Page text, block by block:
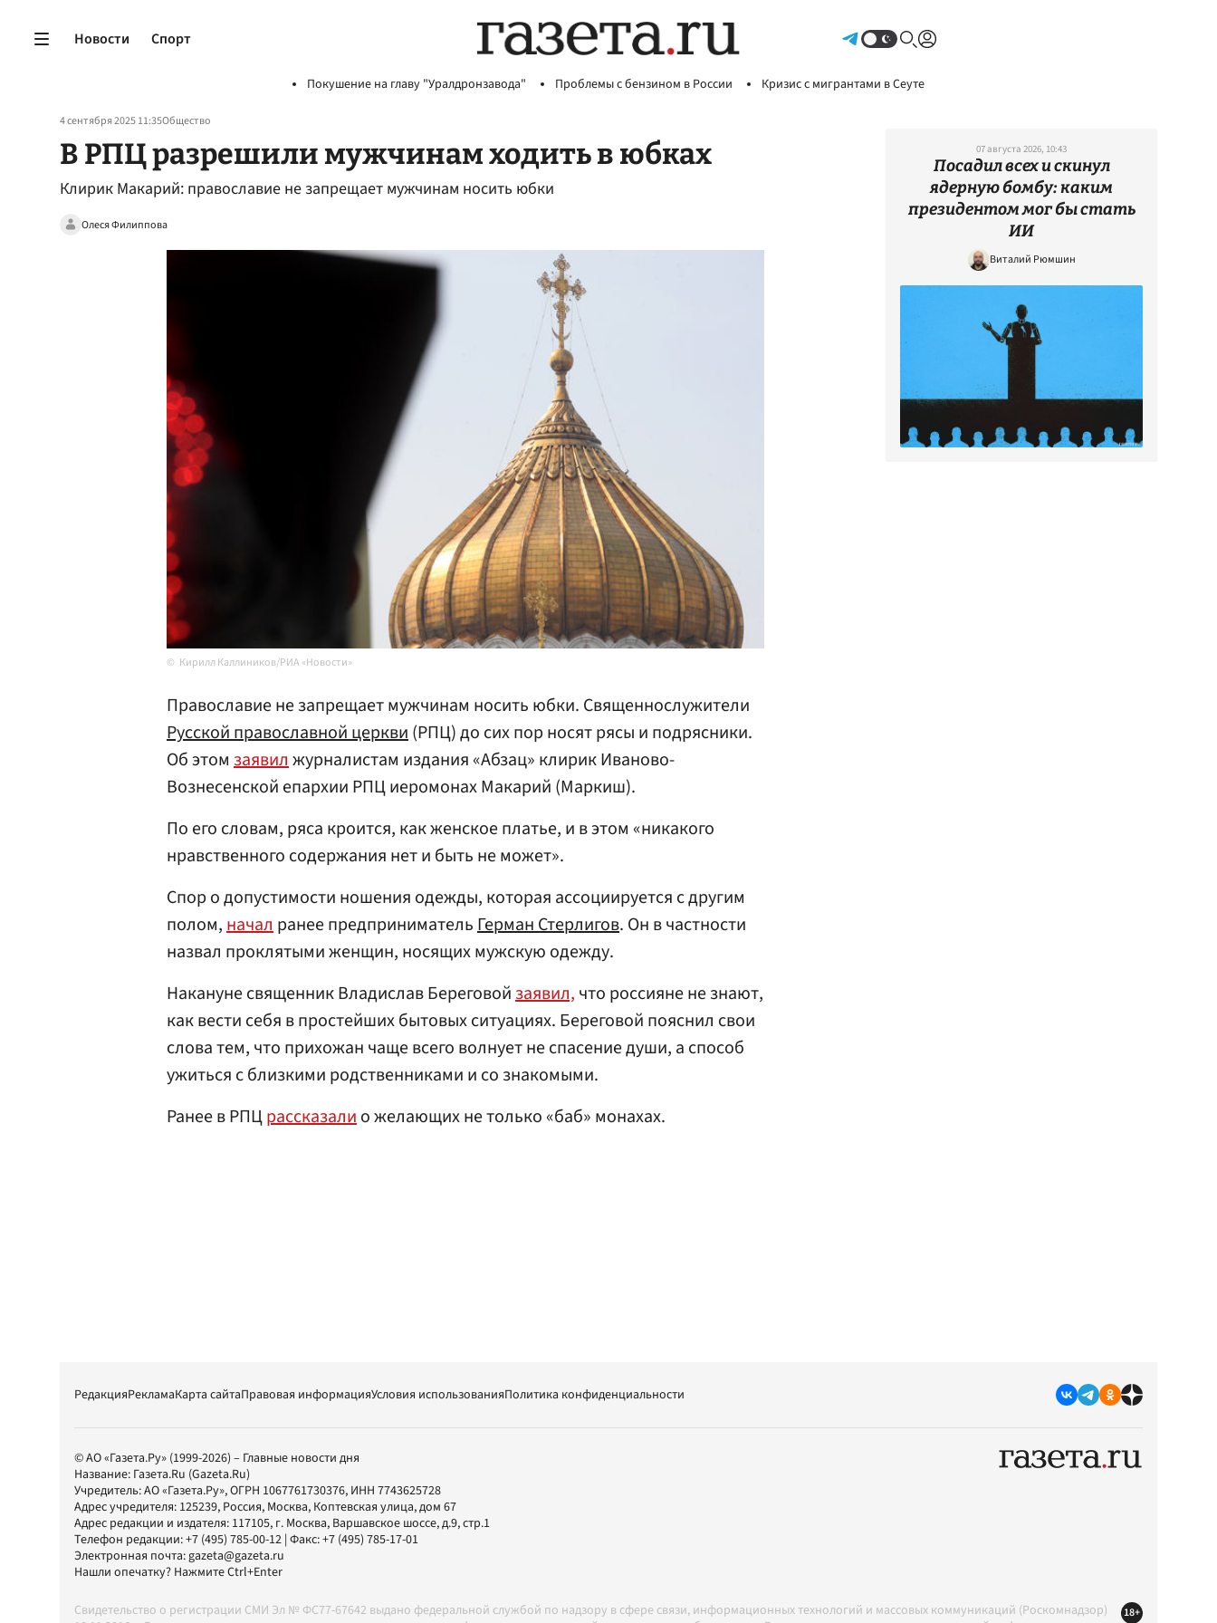
Новости Спорт
Покушение на главу "Уралдронзавода" Проблемы с бензином в России Кризис с мигрантами в Сеуте
4 сентября 2025 11:35Общество
В РПЦ разрешили мужчинам ходить в юбках
Клирик Макарий: православие не запрещает мужчинам носить юбки
Олеся Филиппова
Кирилл Каллиников/РИА «Новости»
Православие не запрещает мужчинам носить юбки. Священнослужители
Русской православной церкви(РПЦ) до сих пор носят рясы и подрясники.
Об этом заявилжурналистам издания «Абзац» клирик Иваново-
Вознесенской епархии РПЦ иеромонах Макарий (Маркиш).
По его словам, ряса кроится, как женское платье, и в этом «никакого
нравственного содержания нет и быть не может».
Спор о допустимости ношения одежды, которая ассоциируется с другим
полом,началранее предпринимательГерман Стерлигов. Он в частности
назвал проклятыми женщин, носящих мужскую одежду.
Накануне священник Владислав Береговойзаявил, что россияне не знают,
как вести себя в простейших бытовых ситуациях. Береговой пояснил свои
слова тем, что прихожан чаще всего волнует не спасение души, а способ
ужиться с близкими родственниками и со знакомыми.
Ранее в РПЦрассказалио желающих не только «баб» монахах.
07 августа 2026, 10:43
Посадил всех и скинул
ядерную бомбу: каким
президентом мог бы стать
ИИ
Виталий Рюмшин
РедакцияРекламаКарта сайтаПравовая информацияУсловия использованияПолитика конфиденциальности
© АО «Газета.Ру» (1999-2026) – Главные новости дня
Название: Газета.Ru (Gazeta.Ru)
Учредитель:АО «Газета.Ру», ОГРН 1067761730376, ИНН 7743625728
Адрес учредителя: 125239, Россия, Москва, Коптевская улица, дом 67
Адрес редакции и издателя: 117105, г. Москва, Варшавское шоссе, д.9, стр.1
Телефон редакции:+7 (495) 785-00-12 | Факс:+7 (495) 785-17-01
Электронная почта:gazeta@gazeta.ru
Нашли опечатку? Нажмите Ctrl+Enter
Свидетельство о регистрации СМИ Эл № ФС77-67642 выдано федеральной службой по надзору в сфере связи, информационных технологий и массовых коммуникаций (Роскомнадзор)
18+